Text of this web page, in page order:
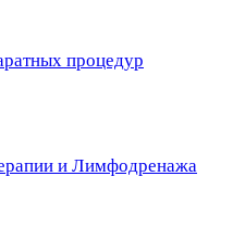
процедур
и Лимфодренажа